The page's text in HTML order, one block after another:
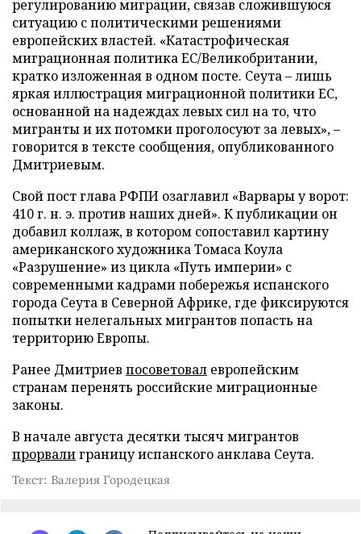
регулированию миграции, связав сложившуюся
ситуацию с политическими решениями
европейских властей. «Катастрофическая
миграционная политика ЕС/Великобритании,
кратко изложенная в одном посте. Сеута – лишь
яркая иллюстрация миграционной политики ЕС,
основанной на надеждах левых сил на то, что
мигранты и их потомки проголосуют за левых», –
говорится в тексте сообщения, опубликованного
Дмитриевым.
Свой пост глава РФПИ озаглавил «Варвары у ворот:
410 г. н. э. против наших дней». К публикации он
добавил коллаж, в котором сопоставил картину
американского художника Томаса Коула
«Разрушение» из цикла «Путь империи» с
современными кадрами побережья испанского
города Сеута в Северной Африке, где фиксируются
попытки нелегальных мигрантов попасть на
территорию Европы.
Ранее Дмитриев посоветовал европейским
странам перенять российские миграционные
законы.
В начале августа десятки тысяч мигрантов
прорвалиграницу испанского анклава Сеута.
Текст: Валерия Городецкая